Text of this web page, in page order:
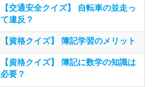
【交通安全クイズ】 自転車の並走っ
て違反？
【資格クイズ】 簿記学習のメリット
【資格クイズ】 簿記に数学の知識は
必要？